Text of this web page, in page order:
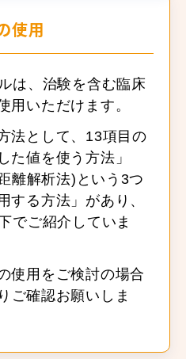
使用
は、治験を含む臨床
用いただけます。
法として、13項目の
た値を使う方法」
離解析法)という3つ
する方法」があり、
でご紹介していま
使用をご検討の場合
ご確認お願いしま